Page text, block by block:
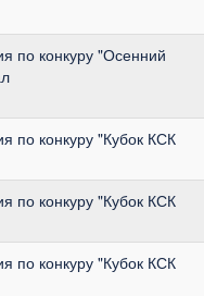
по конкуру "Осенний
по конкуру "Кубок КСК
по конкуру "Кубок КСК
по конкуру "Кубок КСК